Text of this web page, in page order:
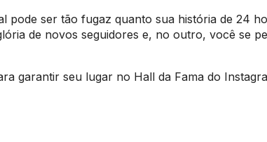
pode ser tão fugaz quanto sua história de 24
de novos seguidores e, no outro, você se
garantir seu lugar no Hall da Fama do